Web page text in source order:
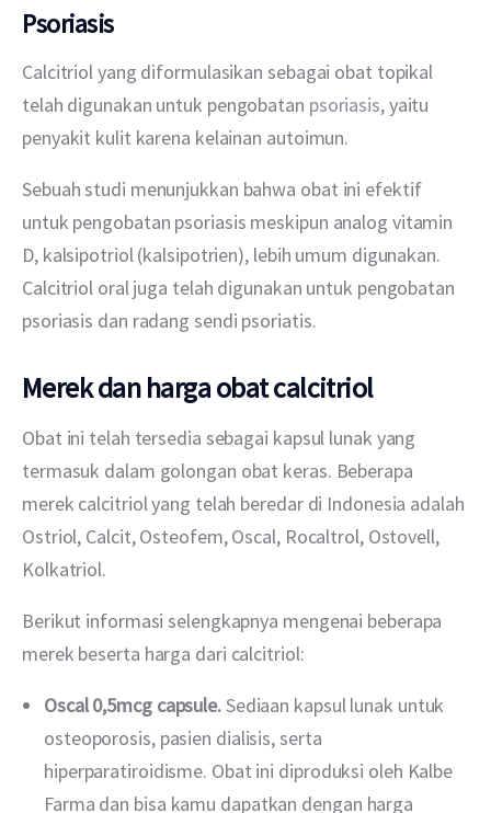
Psoriasis
Calcitriol yang diformulasikan sebagai obat topikal
telah digunakan untuk pengobatan psoriasis, yaitu
penyakit kulit karena kelainan autoimun.
Sebuah studi menunjukkan bahwa obat ini efektif
untuk pengobatan psoriasis meskipun analog vitamin
D, kalsipotriol (kalsipotrien), lebih umum digunakan.
Calcitriol oral juga telah digunakan untuk pengobatan
psoriasis dan radang sendi psoriatis.
Merek dan harga obat calcitriol
Obat ini telah tersedia sebagai kapsul lunak yang
termasuk dalam golongan obat keras. Beberapa
merek calcitriol yang telah beredar di Indonesia adalah
Ostriol, Calcit, Osteofem, Oscal, Rocaltrol, Ostovell,
Kolkatriol.
Berikut informasi selengkapnya mengenai beberapa
merek beserta harga dari calcitriol:
Oscal 0,5mcg capsule.Sediaan kapsul lunak untuk
osteoporosis, pasien dialisis, serta
hiperparatiroidisme. Obat ini diproduksi oleh Kalbe
Farma dan bisa kamu dapatkan dengan harga